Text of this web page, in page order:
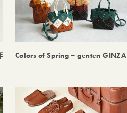
Colors of Spring – genten GINZA